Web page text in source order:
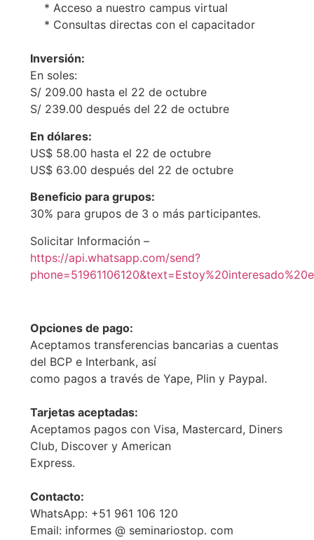
* Acceso a nuestro campus virtual
* Consultas directas con el capacitador
Inversión:
En soles:
S/ 209.00 hasta el 22 de octubre
S/ 239.00 después del 22 de octubre
En dólares:
US$ 58.00 hasta el 22 de octubre
US$ 63.00 después del 22 de octubre
Beneficio para grupos:
30% para grupos de 3 o más participantes.
Solicitar Información –
https://api.whatsapp.com/send?
Opciones de pago:
Aceptamos transferencias bancarias a cuentas
del BCP e Interbank, así
como pagos a través de Yape, Plin y Paypal.
Tarjetas aceptadas:
Aceptamos pagos con Visa, Mastercard, Diners
Club, Discover y American
Express.
Contacto:
WhatsApp: +51 961 106 120
Email: informes @ seminariostop. com